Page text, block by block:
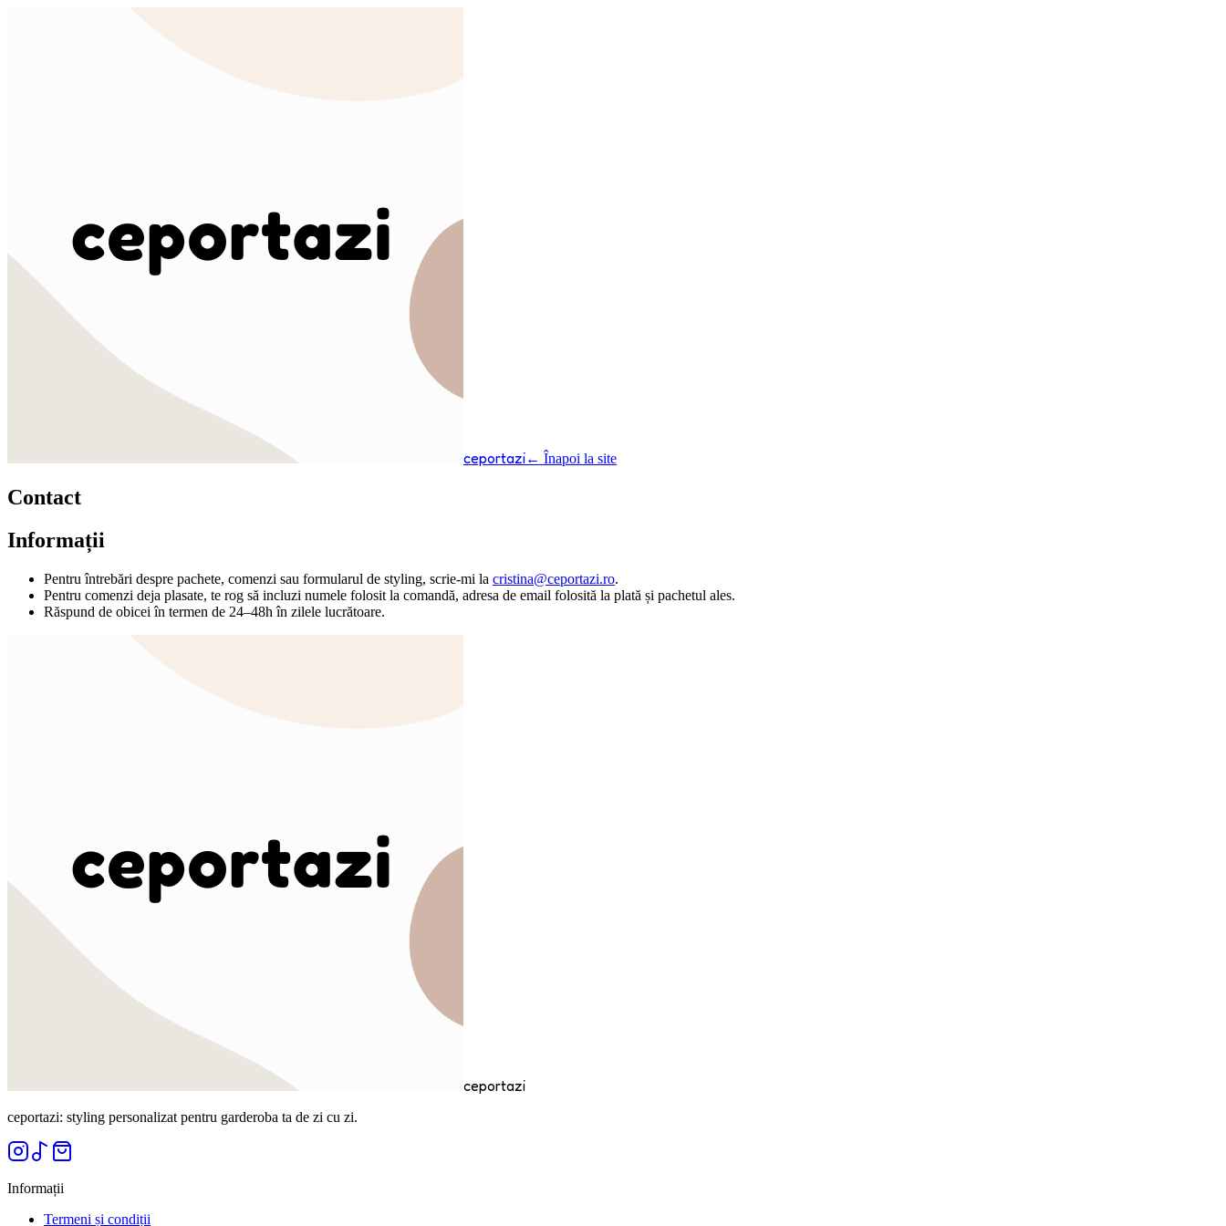
ceportazi← Înapoi la site
Contact
Informații
Pentru întrebări despre pachete, comenzi sau formularul de styling, scrie-mi la cristina@ceportazi.ro.
Pentru comenzi deja plasate, te rog să incluzi numele folosit la comandă, adresa de email folosită la plată și pachetul ales.
Răspund de obicei în termen de 24–48h în zilele lucrătoare.
ceportazi
ceportazi: styling personalizat pentru garderoba ta de zi cu zi.
Informații
Termeni și condiții